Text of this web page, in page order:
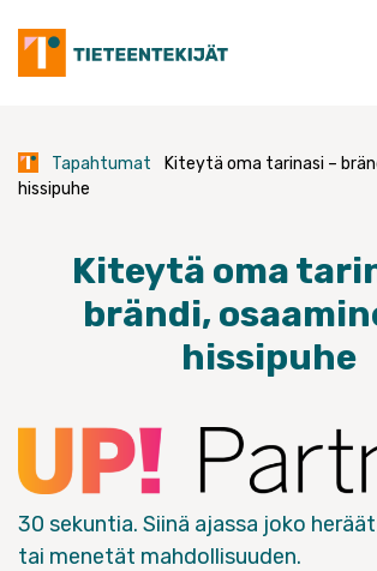
content
Tapahtumat
Kiteytä oma tarinasi –
hissipuhe
Kiteytä oma
brändi,
hissipuhe
30 sekuntia. Siinä ajassa joko
tai menetät mahdollisuuden.